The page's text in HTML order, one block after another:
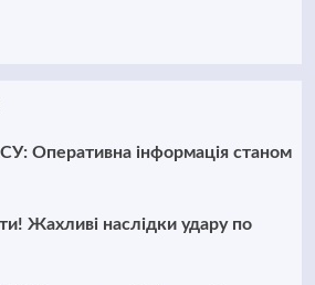
Оперативна інформація станом
Жахливі наслідки удару по